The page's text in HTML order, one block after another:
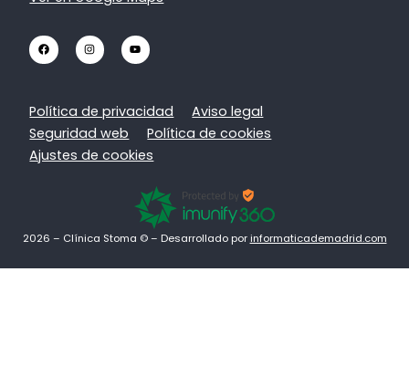
Política de privacidad
Aviso legal
Seguridad web
Política de cookies
Ajustes de cookies
2026 – Clínica Stoma © – Desarrollado porinformaticademadrid.com